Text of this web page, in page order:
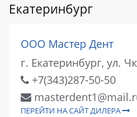
Екатеринбург
ООО Мастер Дент
г. Екатеринбург, ул.
+7(343)287-50-50
ПЕРЕЙТИ НА САЙТ ДИЛЕРА